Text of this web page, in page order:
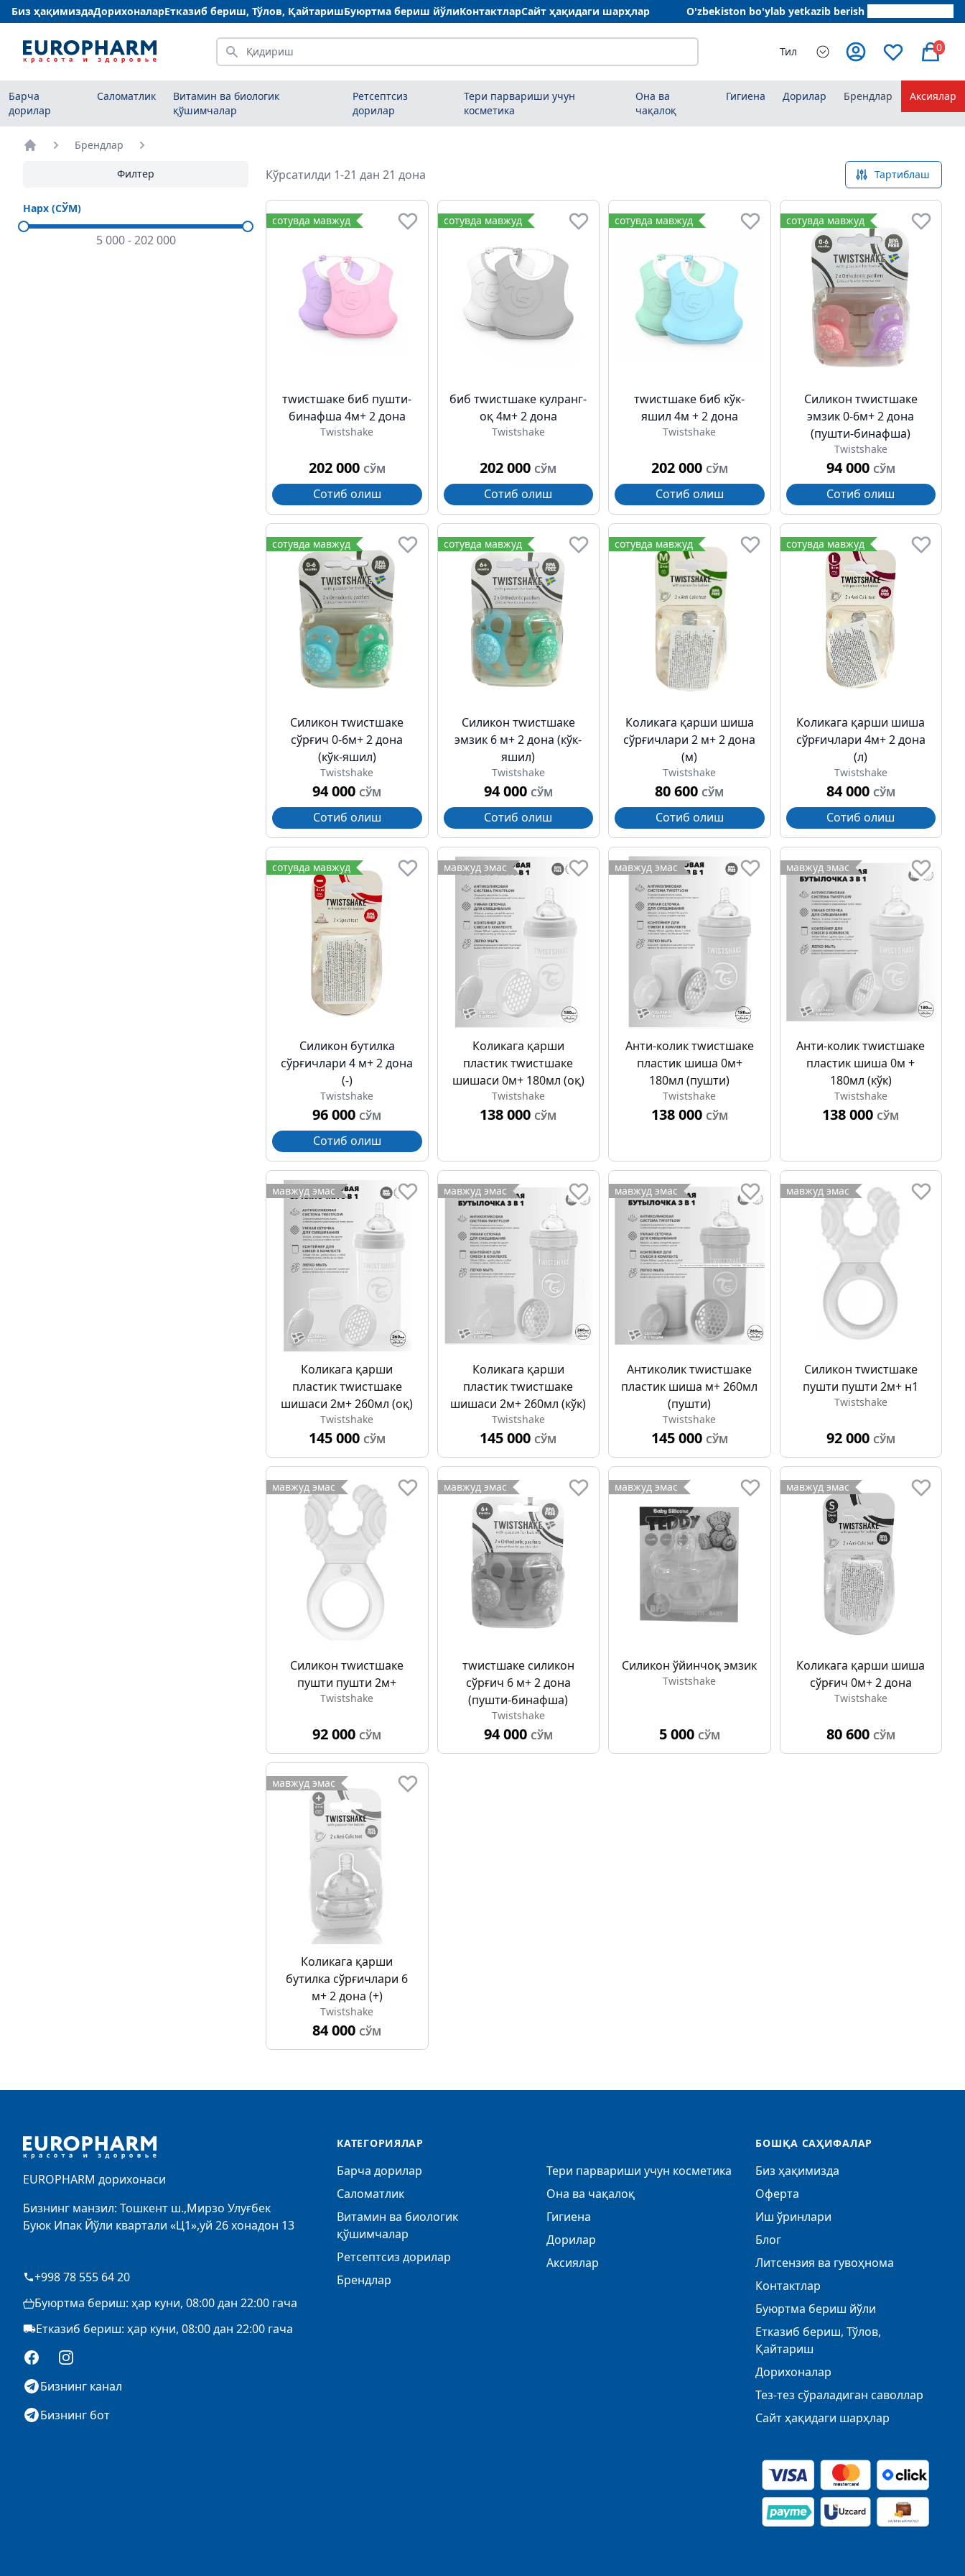
Биз ҳақимиздаДорихоналарЕтказиб бериш, Тўлов, ҚайтаришБуюртма бериш йўлиКонтактларСайт ҳақидаги шарҳлар O'zbekiston bo'ylab yetkazib berish
Қидириш Тил 0
Барча
дорилар
Саломатлик
Витамин ва биологик
қўшимчалар
Ретсептсиз
дорилар
Тери парвариши учун
косметика
Она ва
чақалоқ
Гигиена Дорилар Брендлар Аксиялар
Брендлар
Филтер
Нарх (СЎМ)
5 000-202 000
Кўрсатилди 1-21 дан 21 дона Тартиблаш
сотувда мавжуд
тwистшаке биб пушти-
бинафша 4м+ 2 дона
Twistshake
202 000 СЎМ
Сотиб олиш
сотувда мавжуд
биб тwистшаке кулранг-
оқ 4м+ 2 дона
Twistshake
202 000 СЎМ
Сотиб олиш
сотувда мавжуд
тwистшаке биб кўк-
яшил 4м + 2 дона
Twistshake
202 000 СЎМ
Сотиб олиш
сотувда мавжуд
Силикон тwистшаке
эмзик 0-6м+ 2 дона
(пушти-бинафша)
Twistshake
94 000 СЎМ
Сотиб олиш
сотувда мавжуд
Силикон тwистшаке
сўрғич 0-6м+ 2 дона
(кўк-яшил)
Twistshake
94 000 СЎМ
Сотиб олиш
сотувда мавжуд
Силикон тwистшаке
эмзик 6 м+ 2 дона (кўк-
яшил)
Twistshake
94 000 СЎМ
Сотиб олиш
сотувда мавжуд
Коликага қарши шиша
сўрғичлари 2 м+ 2 дона
(м)
Twistshake
80 600 СЎМ
Сотиб олиш
сотувда мавжуд
Коликага қарши шиша
сўрғичлари 4м+ 2 дона
(л)
Twistshake
84 000 СЎМ
Сотиб олиш
сотувда мавжуд
Силикон бутилка
сўрғичлари 4 м+ 2 дона
(-)
Twistshake
96 000 СЎМ
Сотиб олиш
мавжуд эмас
Коликага қарши
пластик тwистшаке
шишаси 0м+ 180мл (оқ)
Twistshake
138 000 СЎМ
мавжуд эмас
Анти-колик тwистшаке
пластик шиша 0м+
180мл (пушти)
Twistshake
138 000 СЎМ
мавжуд эмас
Анти-колик тwистшаке
пластик шиша 0м +
180мл (кўк)
Twistshake
138 000 СЎМ
мавжуд эмас
Коликага қарши
пластик тwистшаке
шишаси 2м+ 260мл (оқ)
Twistshake
145 000 СЎМ
мавжуд эмас
Коликага қарши
пластик тwистшаке
шишаси 2м+ 260мл (кўк)
Twistshake
145 000 СЎМ
мавжуд эмас
Антиколик тwистшаке
пластик шиша м+ 260мл
(пушти)
Twistshake
145 000 СЎМ
мавжуд эмас
Силикон тwистшаке
пушти пушти 2м+ н1
Twistshake
92 000 СЎМ
мавжуд эмас
Силикон тwистшаке
пушти пушти 2м+
Twistshake
92 000 СЎМ
мавжуд эмас
тwистшаке силикон
сўрғич 6 м+ 2 дона
(пушти-бинафша)
Twistshake
94 000 СЎМ
мавжуд эмас
Силикон ўйинчоқ эмзик
Twistshake
5 000 СЎМ
мавжуд эмас
Коликага қарши шиша
сўрғич 0м+ 2 дона
Twistshake
80 600 СЎМ
мавжуд эмас
Коликага қарши
бутилка сўрғичлари 6
м+ 2 дона (+)
Twistshake
84 000 СЎМ
EUROPHARM дорихонаси
Бизнинг манзил: Тошкент ш.,Мирзо Улуғбек
Буюк Ипак Йўли квартали «Ц1»,уй 26 хонадон 13
+998 78 555 64 20
Буюртма бериш: ҳар куни, 08:00 дан 22:00 гача
Етказиб бериш: ҳар куни, 08:00 дан 22:00 гача
FacebookInstagram
Бизнинг канал
Бизнинг бот
КАТЕГОРИЯЛАР
Барча дорилар
Саломатлик
Витамин ва биологик
қўшимчалар
Ретсептсиз дорилар
Брендлар
Тери парвариши учун косметика
Она ва чақалоқ
Гигиена
Дорилар
Аксиялар
БОШҚА САҲИФАЛАР
Биз ҳақимизда
Оферта
Иш ўринлари
Блог
Литсензия ва гувоҳнома
Контактлар
Буюртма бериш йўли
Етказиб бериш, Тўлов,
Қайтариш
Дорихоналар
Тез-тез сўраладиган саволлар
Сайт ҳақидаги шарҳлар